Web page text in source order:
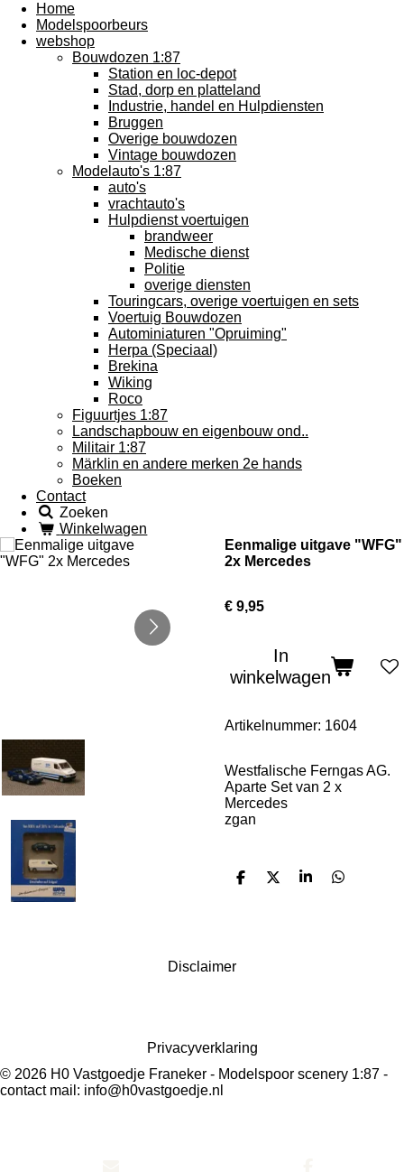
Home
Modelspoorbeurs
webshop
Bouwdozen 1:87
Station en loc-depot
Stad, dorp en platteland
Industrie, handel en Hulpdiensten
Bruggen
Overige bouwdozen
Vintage bouwdozen
Modelauto's 1:87
auto's
vrachtauto's
Hulpdienst voertuigen
brandweer
Medische dienst
Politie
overige diensten
Touringcars, overige voertuigen en sets
Voertuig Bouwdozen
Autominiaturen "Opruiming"
Herpa (Speciaal)
Brekina
Wiking
Roco
Figuurtjes 1:87
Landschapbouw en eigenbouw ond..
Militair 1:87
Märklin en andere merken 2e hands
Boeken
Contact
Zoeken
Winkelwagen
Eenmalige uitgave "WFG"
2x Mercedes
€ 9,95
In
winkelwagen
Artikelnummer: 1604
Westfalische Ferngas AG.
Aparte Set van 2 x
Mercedes
zgan
D
D
S
D
Disclaimer
Privacyverklaring
© 2026 H0 Vastgoedje Franeker - Modelspoor scenery 1:87 -
contact mail: info@h0vastgoedje.nl